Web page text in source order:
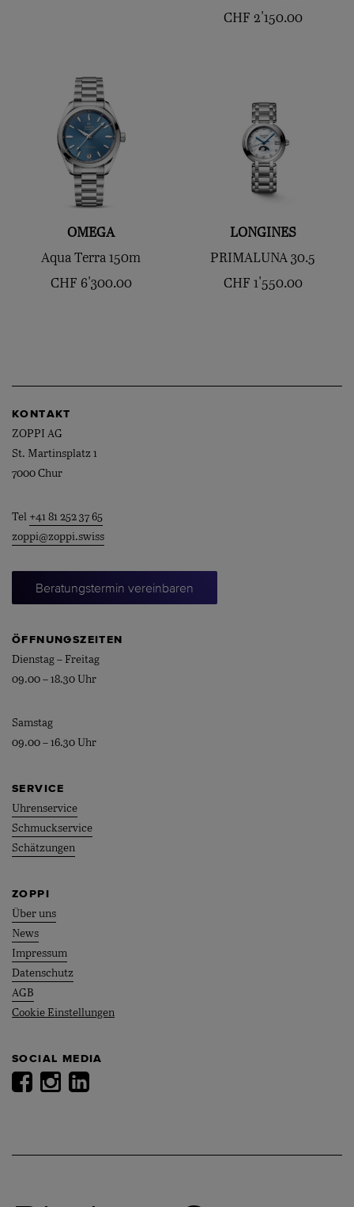
CHF 2'150.00
OMEGA
Aqua Terra 150m
CHF 6'300.00
LONGINES
PRIMALUNA 30.5
CHF 1'550.00
KONTAKT
ZOPPI AG
St. Martinsplatz 1
7000 Chur
Tel +41 81 252 37 65
zoppi@zoppi.swiss
Beratungstermin vereinbaren
ÖFFNUNGSZEITEN
Dienstag – Freitag
09.00 – 18.30 Uhr
Samstag
09.00 – 16.30 Uhr
SERVICE
Uhrenservice
Schmuckservice
Schätzungen
ZOPPI
Über uns
News
Impressum
Datenschutz
AGB
Cookie Einstellungen
SOCIAL MEDIA